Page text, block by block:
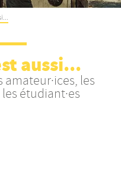
et +
aussi...
les
étudiant·es